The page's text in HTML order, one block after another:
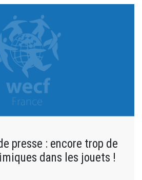
presse : encore trop de
dans les jouets !